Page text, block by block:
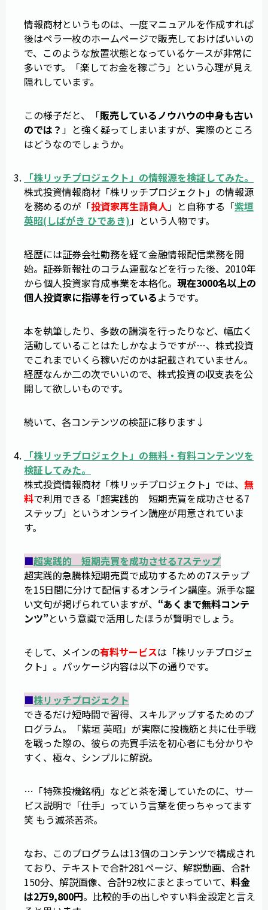
情報商材というものは、一度マニュアルを作成すれば
後はペラ一枚のホームページで販売しておけばいいの
で、このような放置状態となっているケースが非常に
多いです。「楽してお金を稼ごう」という心理が見え
隠れしています。
この様子だと、「販売しているノウハウの中身も古い
のでは？ 」と強く疑ってしまいますが、実際のところ
はどうなのでしょうか。
「株リッチプロジェクト 」の情報源を検証してみた。
株式投資情報商材「株リッチプロジェクト」の情報源
を務めるのが「投資家再生請負人 」と自称する「紫垣
英昭(しばがき ひであき) 」という人物です。
経歴には証券会社勤務を経て金融情報配信業務を開
始。証券新報社のコラム連載などを行った後、2010年
から個人投資家育成事業を本格化。 現在3000名以上の
個人投資家に指導を行っているようです。
本を執筆したり、多数の講演を行ったりなど、幅広く
活動していることはたしかなようですが…、株式投資
でこれまでいくら稼いだのかは記載されていません。
経歴なんか二の次でいいので、株式投資の収支表を公
開して欲しいものです。
続いて、各コンテンツの検証に移ります↓
「株リッチプロジェクト 」の無料・有料コンテンツを
検証してみた。
株式投資情報商材「株リッチプロジェクト」では、 無
料で利用できる「超実践的 短期売買を成功させる7
ステップ」というオンライン講座が用意されていま
す。
■超実践的 短期売買を成功させる7ステップ
超実践的急騰株短期売買で成功するための7ステップ
を15日間に分けて配信するオンライン講座。派手な謳
い文句が掲げられていますが、 “あくまで無料コンテ
ンツ”という意識で活用したほうが賢明でしょう。
そして、メインの有料サービスは「株リッチプロジェ
クト」。パッケージ内容は以下の通りです。
■株リッチプロジェクト
できるだけ短時間で習得、スキルアップするためのプ
ログラム。「紫垣 英昭」が実際に投機筋と共に仕手戦
を戦った際の、彼らの売買手法を初心者にも分かりや
すく、極々、シンプルに解説。
…「特殊投機銘柄」などと茶を濁していたのに、サー
ビス説明で「仕手」っていう言葉を使っちゃってます
笑 もう滅茶苦茶。
なお、このプログラムは13個のコンテンツで構成され
ており、テキストで合計281ページ、解説動画、合計
150分、解説画像、合計92枚にまとまっていて、 料金
は2万9,800円。比較的手の出しやすい料金設定と言え